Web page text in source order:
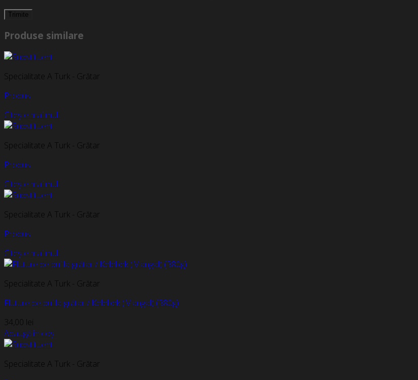
Produse similare
Specialitate A Turk - Grătar
Produs
Citește mai mult
Specialitate A Turk - Grătar
Produs
Citește mai mult
Specialitate A Turk - Grătar
Produs
Citește mai mult
Specialitate A Turk - Grătar
Fluture de pui la grătar / Kelebek (Mangal) (380g)
34,00 lei
Adaugă în coș
Specialitate A Turk - Grătar